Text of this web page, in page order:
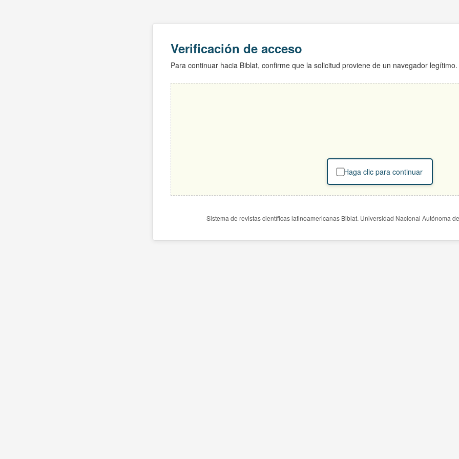
Verificación de acceso
Para continuar hacia Biblat, confirme que la solicitud proviene de un navegador legítimo.
Haga clic para continuar
Sistema de revistas científicas latinoamericanas Biblat. Universidad Nacional Autónoma